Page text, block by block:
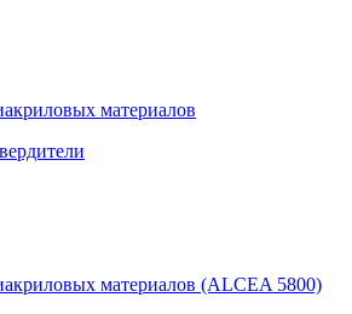
материалов
материалов (ALCEA 5800)